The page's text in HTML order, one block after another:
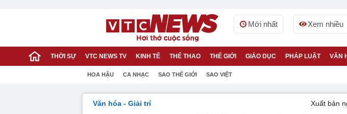
Mới nhất Xem nhiều
THỜI SỰ VTC NEWS TV KINH TẾ THỂ THAO THẾ GIỚI GIÁO DỤC PHÁP LUẬT VĂN
HOA HẬU CA NHẠC SAO THẾ GIỚI SAO VIỆT
Văn hóa - Giải trí Xuất bản